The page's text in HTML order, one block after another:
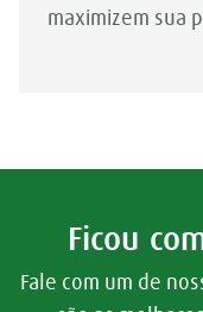
maximizem sua
Ficou
Fale com um de